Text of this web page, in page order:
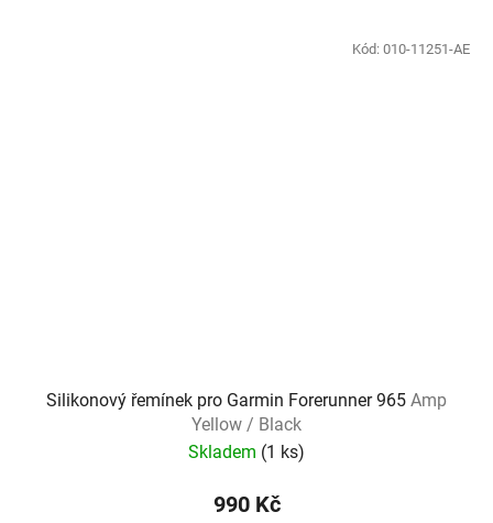
Silikonový řemínek pro Garmin Forerunner 965 Amp
Yellow / Black
Skladem (1 ks)
990 Kč
Kód: 010-11251-AE